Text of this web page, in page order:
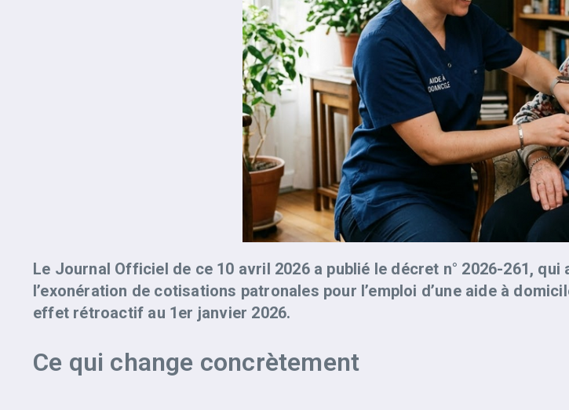
Le Journal Officiel de ce 10 avril 2026 a publié le décret n° 2026-261,
l’exonération de cotisations patronales pour l’emploi d’une aide à
effet rétroactif au 1er janvier 2026.
Ce qui change concrètement